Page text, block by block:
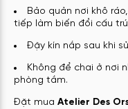
Bảo quản nơi khô
tiếp làm biến đổi cấu
Đậy kín nắp sau khi
Không để chai ở nơi
phòng tắm.
Đặt mua Atelier Des